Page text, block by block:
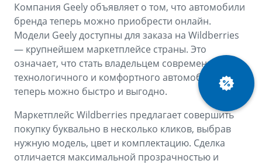
GEELY Лизинг
Сервисная книжка
Вопросы и ответы
Компания Geely объявляет о том, что автомобили
бренда теперь можно приобрести онлайн.
Модели Geely доступны для заказа на Wildberries
— крупнейшем маркетплейсе страны. Это
означает, что стать владельцем современного,
технологичного и комфортного автомобиля Geely
теперь можно быстро и выгодно.
Маркетплейс Wildberries предлагает совершить
покупку буквально в несколько кликов, выбрав
нужную модель, цвет и комплектацию. Сделка
отличается максимальной прозрачностью и